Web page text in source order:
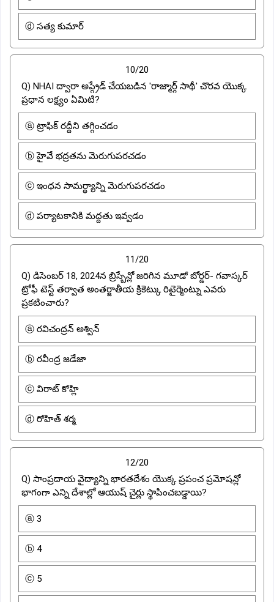
ⓓ సత్య కుమార్
10/20
Q) NHAI ద్వారా అప్గ్రేడ్ చేయబడిన 'రాజ్మార్గ్ సాథీ' చొరవ యొక్క
ప్రధాన లక్ష్యం ఏమిటి?
ⓐ ట్రాఫిక్ రద్దీని తగ్గించడం
ⓑ హైవే భద్రతను మెరుగుపరచడం
ⓒ ఇంధన సామర్థ్యాన్ని మెరుగుపరచడం
ⓓ పర్యాటకానికి మద్దతు ఇవ్వడం
11/20
Q) డిసెంబర్ 18, 2024న బ్రిస్బేన్లో జరిగిన మూడో బోర్డర్- గవాస్కర్
ట్రోఫీ టెస్ట్ తర్వాత అంతర్జాతీయ క్రికెట్కు రిటైర్మెంట్ను ఎవరు
ప్రకటించారు?
ⓐ రవిచంద్రన్ అశ్విన్
ⓑ రవీంద్ర జడేజా
ⓒ విరాట్ కోహ్లి
ⓓ రోహిత్ శర్మ
12/20
Q) సాంప్రదాయ వైద్యాన్ని భారతదేశం యొక్క ప్రపంచ ప్రమోషన్లో
భాగంగా ఎన్ని దేశాల్లో ఆయుష్ చైర్లు స్థాపించబడ్డాయి?
ⓐ 3
ⓑ 4
ⓒ 5